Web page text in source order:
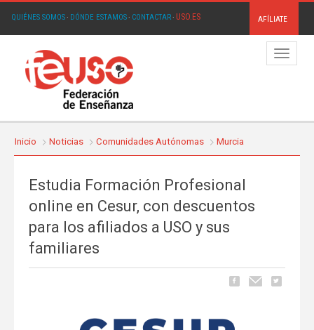
QUIÉNES SOMOS· DÓNDE ESTAMOS· CONTACTAR· USO.ES AFÍLIATE
Menú
Inicio Noticias Comunidades Autónomas Murcia
Estudia Formación Profesional
online en Cesur, con descuentos
para los afiliados a USO y sus
familiares